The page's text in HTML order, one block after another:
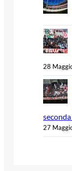
28
27